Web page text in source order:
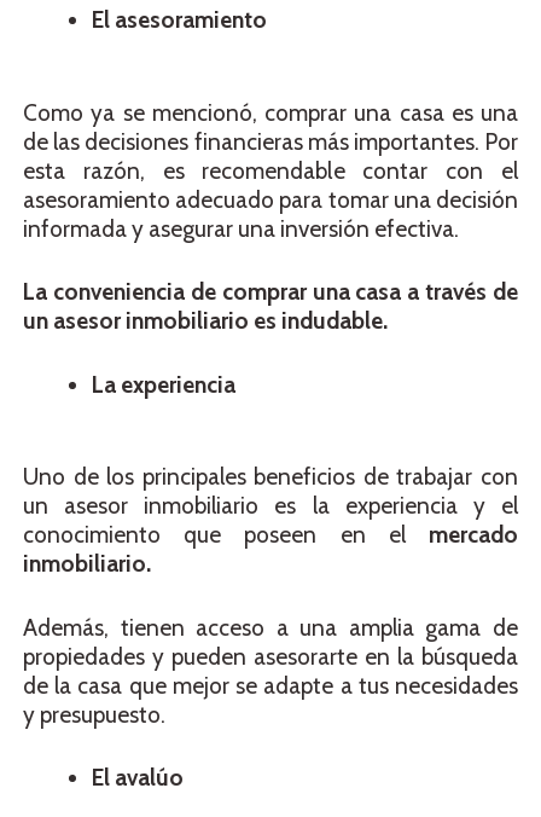
El asesoramiento
Como ya se mencionó, comprar una casa es una
de las decisiones financieras más importantes. Por
esta razón, es recomendable contar con el
asesoramiento adecuado para tomar una decisión
informada y asegurar una inversión efectiva.
La conveniencia de comprar una casa a través de
un asesor inmobiliario es indudable.
La experiencia
Uno de los principales beneficios de trabajar con
un asesor inmobiliario es la experiencia y el
conocimiento que poseen en el mercado
inmobiliario.
Además, tienen acceso a una amplia gama de
propiedades y pueden asesorarte en la búsqueda
de la casa que mejor se adapte a tus necesidades
y presupuesto.
El avalúo